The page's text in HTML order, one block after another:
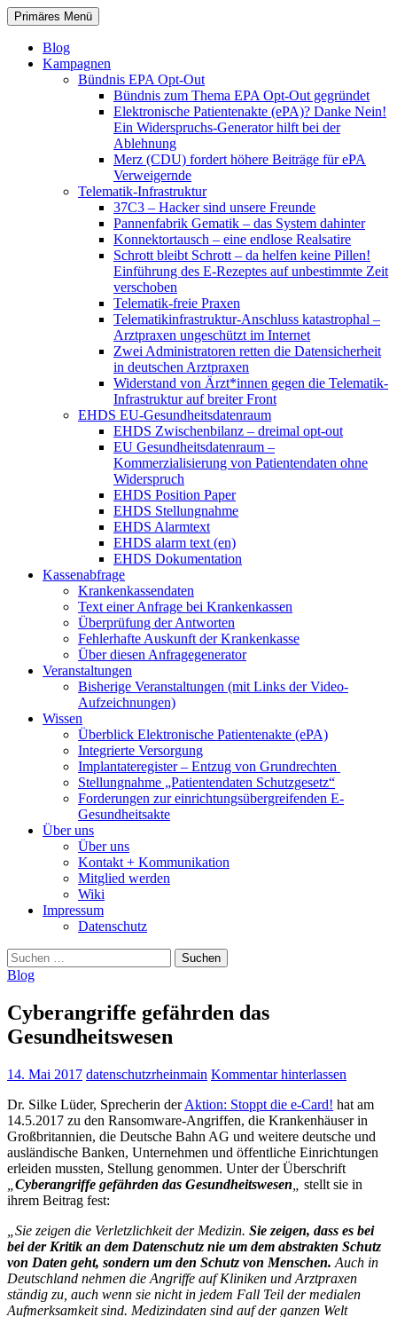
Zum
Inhalt
springen
patientenrechte-datenschutz.de
Suchen
Primäres Menü
Blog
Kampagnen
Bündnis EPA Opt-Out
Bündnis zum Thema EPA Opt-Out gegründet
Elektronische Patientenakte (ePA)? Danke Nein!
Ein Widerspruchs-Generator hilft bei der
Ablehnung
Merz (CDU) fordert höhere Beiträge für ePA
Verweigernde
Telematik-Infrastruktur
37C3 – Hacker sind unsere Freunde
Pannenfabrik Gematik – das System dahinter
Konnektortausch – eine endlose Realsatire
Schrott bleibt Schrott – da helfen keine Pillen!
Einführung des E-Rezeptes auf unbestimmte Zeit
verschoben
Telematik-freie Praxen
Telematikinfrastruktur-Anschluss katastrophal –
Arztpraxen ungeschützt im Internet
Zwei Administratoren retten die Datensicherheit
in deutschen Arztpraxen
Widerstand von Ärzt*innen gegen die Telematik-
Infrastruktur auf breiter Front
EHDS EU-Gesundheitsdatenraum
EHDS Zwischenbilanz – dreimal opt-out
EU Gesundheitsdatenraum –
Kommerzialisierung von Patientendaten ohne
Widerspruch
EHDS Position Paper
EHDS Stellungnahme
EHDS Alarmtext
EHDS alarm text (en)
EHDS Dokumentation
Kassenabfrage
Krankenkassendaten
Text einer Anfrage bei Krankenkassen
Überprüfung der Antworten
Fehlerhafte Auskunft der Krankenkasse
Über diesen Anfragegenerator
Veranstaltungen
Bisherige Veranstaltungen (mit Links der Video-
Aufzeichnungen)
Wissen
Überblick Elektronische Patientenakte (ePA)
Integrierte Versorgung
Implantateregister – Entzug von Grundrechten
Stellungnahme „Patientendaten Schutzgesetz“
Forderungen zur einrichtungsübergreifenden E-
Gesundheitsakte
Über uns
Über uns
Kontakt + Kommunikation
Mitglied werden
Wiki
Impressum
Datenschutz
Suchen
nach:
Blog
Cyberangriffe gefährden das
Gesundheitswesen
14. Mai 2017 datenschutzrheinmain Kommentar hinterlassen
Dr. Silke Lüder, Sprecherin derAktion: Stoppt die e-Card! hat am
14.5.2017 zu den Ransomware-Angriffen, die Krankenhäuser in
Großbritannien, die Deutsche Bahn AG und weitere deutsche und
ausländische Banken, Unternehmen und öffentliche Einrichtungen
erleiden mussten, Stellung genommen. Unter der Überschrift
Cyberangriffe gefährden das Gesundheitswesen
stellt sie in
ihrem Beitrag fest:
„Sie zeigen die Verletzlichkeit der Medizin. Sie zeigen, dass es bei
bei der Kritik an dem Datenschutz nie um dem abstrakten Schutz
von Daten geht, sondern um den Schutz von Menschen. Auch in
Deutschland nehmen die Angriffe auf Kliniken und Arztpraxen
ständig zu, auch wenn sie nicht in jedem Fall Teil der medialen
Aufmerksamkeit sind. Medizindaten sind auf der ganzen Welt